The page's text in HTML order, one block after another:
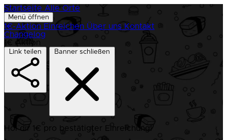
Startseite Alle Orte
Menü öffnen
1€-Aktion Einreichen Über uns Kontakt
Changelog
1€ Aktion
Link teilen Banner schließen
Hol dir 1€ pro bestätigter Einreichung!